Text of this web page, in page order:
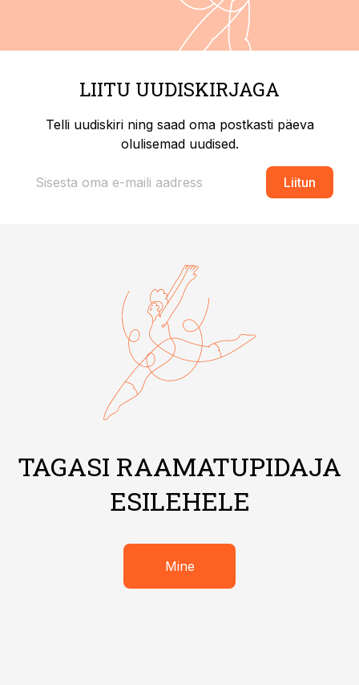
LIITU UUDISKIRJAGA
Telli uudiskiri ning saad oma postkasti päeva
olulisemad uudised.
Liitun
TAGASI RAAMATUPIDAJA
ESILEHELE
Mine